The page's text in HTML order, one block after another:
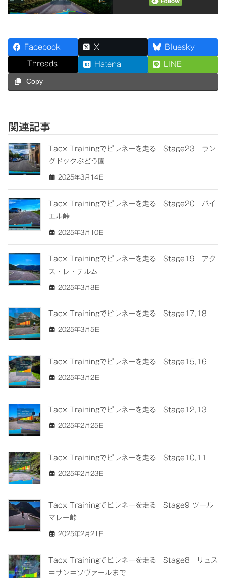
Facebook X Bluesky
Threads Hatena LINE
Copy
関連記事
Tacx Trainingでピレネーを走る Stage23 ラン
グドックぶどう園
2025年3月14日
Tacx Trainingでピレネーを走る Stage20 パイ
エル峠
2025年3月10日
Tacx Trainingでピレネーを走る Stage19 アク
ス・レ・テルム
2025年3月8日
Tacx Trainingでピレネーを走る Stage17,18
2025年3月5日
Tacx Trainingでピレネーを走る Stage15,16
2025年3月2日
Tacx Trainingでピレネーを走る Stage12,13
2025年2月25日
Tacx Trainingでピレネーを走る Stage10,11
2025年2月23日
Tacx Trainingでピレネーを走る Stage9 ツール
マレー峠
2025年2月21日
Tacx Trainingでピレネーを走る Stage8 リュス
＝サン＝ソヴァールまで